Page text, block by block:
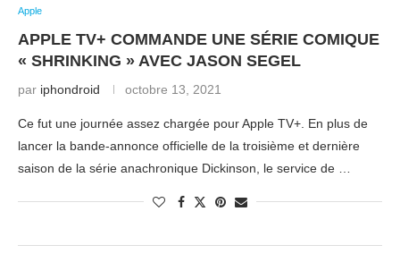
Apple
APPLE TV+ COMMANDE UNE SÉRIE COMIQUE
« SHRINKING » AVEC JASON SEGEL
par iphondroid octobre 13, 2021
Ce fut une journée assez chargée pour Apple TV+. En plus de
lancer la bande-annonce officielle de la troisième et dernière
saison de la série anachronique Dickinson, le service de …